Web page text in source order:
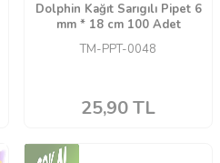
Dolphin Kağıt Sarıgılı Pipet 6
mm * 18 cm 100 Adet
TM-PPT-0048
25,90TL